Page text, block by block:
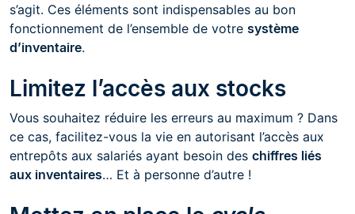
s’agit. Ces éléments sont indispensables au bon
fonctionnement de l’ensemble de votre système
d’inventaire.
Limitez l’accès aux stocks
Vous souhaitez réduire les erreurs au maximum ? Dans
ce cas, facilitez-vous la vie en autorisant l’accès aux
entrepôts aux salariés ayant besoin des chiffres liés
aux inventaires… Et à personne d’autre !